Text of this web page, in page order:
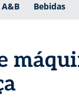
Bebidas